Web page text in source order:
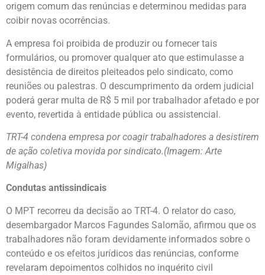
origem comum das renúncias e determinou medidas para
coibir novas ocorrências.
A empresa foi proibida de produzir ou fornecer tais
formulários, ou promover qualquer ato que estimulasse a
desistência de direitos pleiteados pelo sindicato, como
reuniões ou palestras. O descumprimento da ordem judicial
poderá gerar multa de R$ 5 mil por trabalhador afetado e por
evento, revertida à entidade pública ou assistencial.
TRT-4 condena empresa por coagir trabalhadores a desistirem
de ação coletiva movida por sindicato.(Imagem: Arte
Migalhas)
Condutas antissindicais
O MPT recorreu da decisão ao TRT-4. O relator do caso,
desembargador Marcos Fagundes Salomão, afirmou que os
trabalhadores não foram devidamente informados sobre o
conteúdo e os efeitos jurídicos das renúncias, conforme
revelaram depoimentos colhidos no inquérito civil